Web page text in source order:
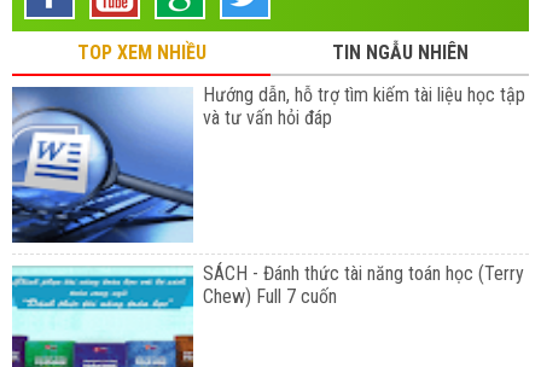
TOP XEM NHIỀU
TIN NGẪU NHIÊN
Hướng dẫn, hỗ trợ tìm kiếm tài liệu học tập
và tư vấn hỏi đáp
SÁCH - Đánh thức tài năng toán học (Terry
Chew) Full 7 cuốn